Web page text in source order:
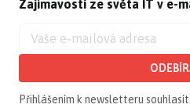
Zajímavosti ze světa IT v e-
Přihlášením k newsletteru